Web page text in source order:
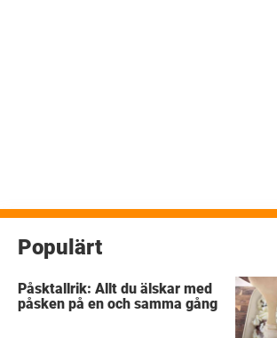
Populärt
Påsktallrik: Allt du älskar med
påsken på en och samma gång